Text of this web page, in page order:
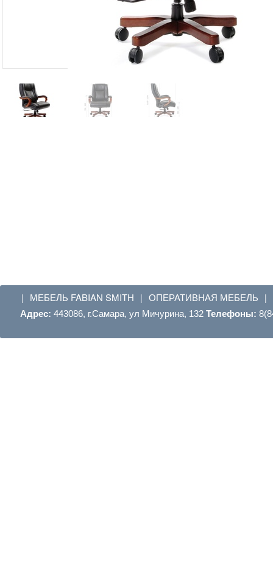
| МЕБЕЛЬ FABIAN SMITH | ОПЕРАТИВНАЯ МЕБЕЛЬ |
Адрес: 443086, г.Самара, ул Мичурина, 132 Телефоны: